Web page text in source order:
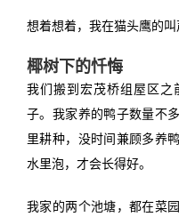
想着想着，我在猫头鹰的叫
椰树下的忏悔
我们搬到宏茂桥组屋区之
子。我家养的鸭子数量不
里耕种，没时间兼顾多养
水里泡，才会长得好。
我家的两个池塘，都在菜